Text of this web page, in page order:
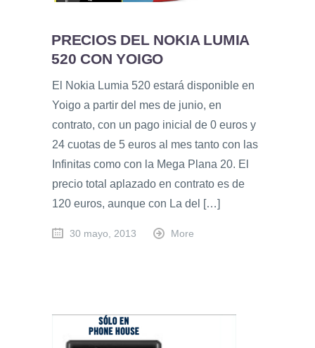
PRECIOS DEL NOKIA LUMIA
520 CON YOIGO
El Nokia Lumia 520 estará disponible en
Yoigo a partir del mes de junio, en
contrato, con un pago inicial de 0 euros y
24 cuotas de 5 euros al mes tanto con las
Infinitas como con la Mega Plana 20. El
precio total aplazado en contrato es de
120 euros, aunque con La del […]
30 mayo, 2013 More